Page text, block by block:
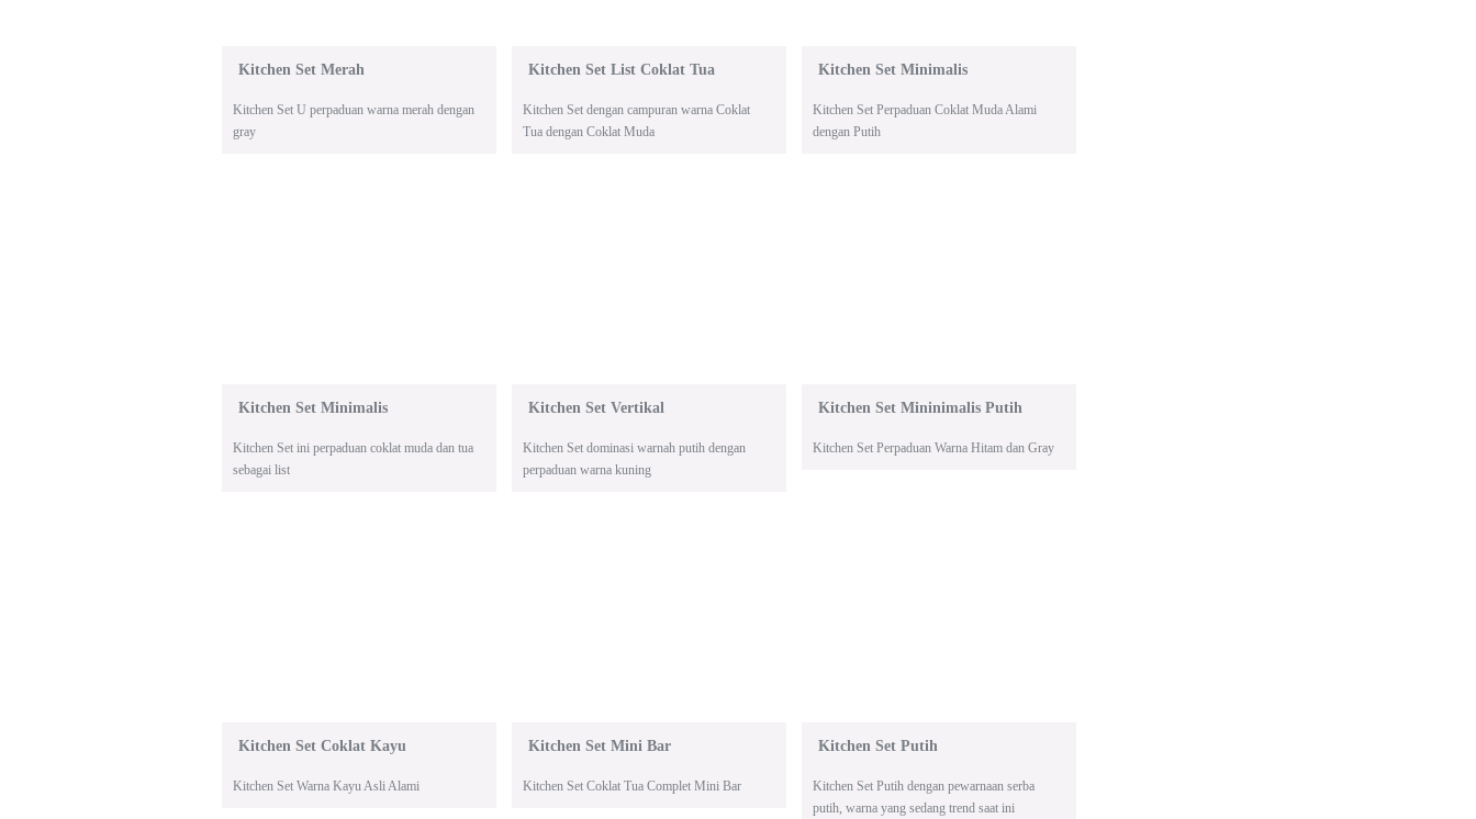
Kitchen Set Merah
Kitchen Set U perpaduan warna merah dengan
gray
Kitchen Set List Coklat Tua
Kitchen Set dengan campuran warna Coklat
Tua dengan Coklat Muda
Kitchen Set Minimalis
Kitchen Set Perpaduan Coklat Muda Alami
dengan Putih
Kitchen Set Minimalis
Kitchen Set ini perpaduan coklat muda dan tua
sebagai list
Kitchen Set Vertikal
Kitchen Set dominasi warnah putih dengan
perpaduan warna kuning
Kitchen Set Mininimalis Putih
Kitchen Set Perpaduan Warna Hitam dan Gray
Kitchen Set Coklat Kayu
Kitchen Set Warna Kayu Asli Alami
Kitchen Set Mini Bar
Kitchen Set Coklat Tua Complet Mini Bar
Kitchen Set Putih
Kitchen Set Putih dengan pewarnaan serba
putih, warna yang sedang trend saat ini